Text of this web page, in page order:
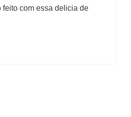
feito com essa delicia de